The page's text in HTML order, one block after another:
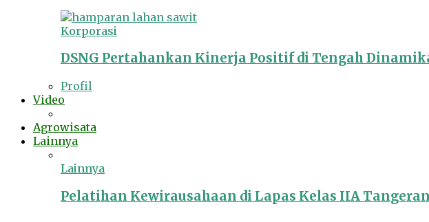
Korporasi
DSNG Pertahankan Kinerja Positif di Tengah
Profil
Video
Agrowisata
Lainnya
Lainnya
Pelatihan Kewirausahaan di Lapas Kelas IIA